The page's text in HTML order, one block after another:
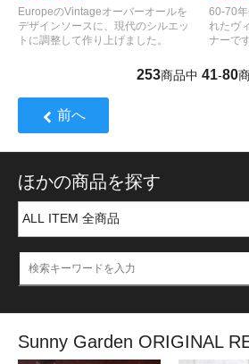
EuropeのVintageオーバーオールを
デザインソースに、現代のシルエッ
トに調整して作り上げました。
60-70
れたヴ
ナーです
253商品中 41-80
前へ
ほかの商品を探す
Sunny Garden ORIGINAL